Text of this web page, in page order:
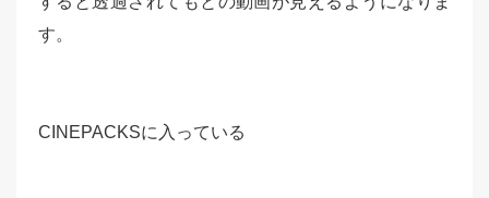
す。
CINEPACKSに入っている